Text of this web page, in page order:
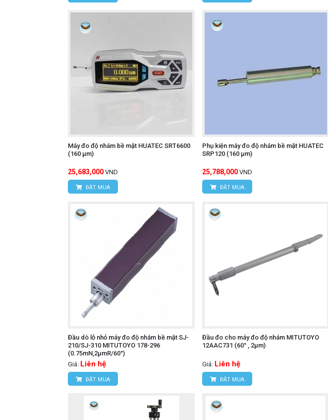
Máy đo độ nhám bề mặt HUATEC SRT6600
(160 μm)
25,683,000 VND
ĐẶT MUA
Phụ kiện máy đo độ nhám bề mặt HUATEC
SRP120 (160 μm)
25,788,000 VND
ĐẶT MUA
Đầu dò lỗ nhỏ máy đo độ nhám bề mặt SJ-
210/SJ-310 MITUTOYO 178-296
(0.75mN,2µmR/60°)
Giá: Liên hệ
ĐẶT MUA
Đầu đo cho máy đo độ nhám MITUTOYO
12AAC731 (60° , 2µm)
Giá: Liên hệ
ĐẶT MUA